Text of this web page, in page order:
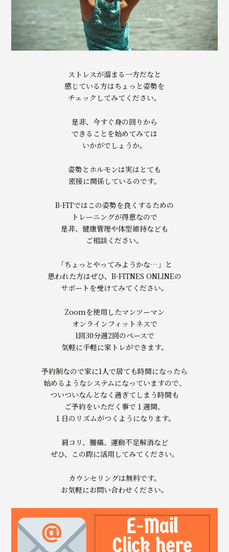
ストレスが溜まる一方だなと
感じている方はちょっと姿勢を
チェックしてみてください。
是非、今すぐ身の回りから
できることを始めてみては
いかがでしょうか。
姿勢とホルモンは実はとても
密接に関係しているのです。
B-FITではこの姿勢を良くするための
トレーニングが得意なので
是非、健康管理や体型維持なども
ご相談ください。
「ちょっとやってみようかな…」と
思われた方はぜひ、B-FITNES ONLINEの
サポートを受けてみてください。
Zoomを使用したマンツーマン
オンラインフィットネスで
1回30分週2回のペースで
気軽に手軽に家トレができます。
予約制なので家に1人で居ても時間になったら
始めるようなシステムになっていますので、
ついついなんとなく過ぎてしまう時間も
ご予約をいただく事で１週間、
１日のリズムがつくようになります。
肩コリ、腰痛、運動不足解消など
ぜひ、この際に活用してみてください。
カウンセリングは無料です。
お気軽にお問い合わせください。